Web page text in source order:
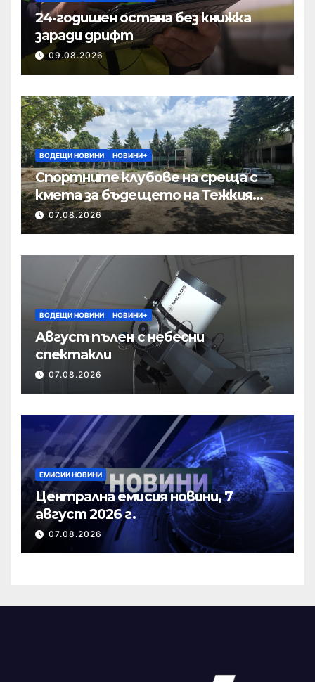
24-годишен остана без книжка
заради дрифт
09.08.2026
ВОДЕЩИ НОВИНИ НОВИНИ+
Спортните клубове на среща с
кмета за бъдещето на Тежкия
полк
07.08.2026
ВОДЕЩИ НОВИНИ НОВИНИ+
Август пълен с небесни
спектакли
07.08.2026
ЕМИСИИ НОВИНИ
Централна емисия новини, 7
август 2026 г.
07.08.2026